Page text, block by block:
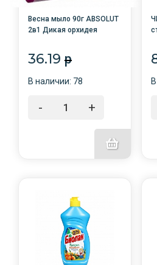
Весна мыло 90г ABSOLUT
2в1 Дикая орхидея
36.19 p
В наличии: 78
- +